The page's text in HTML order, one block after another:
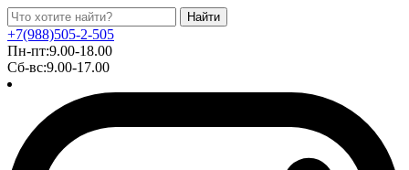
Найти
+7(988)505-2-505
Пн-пт:9.00-18.00
Сб-вс:9.00-17.00